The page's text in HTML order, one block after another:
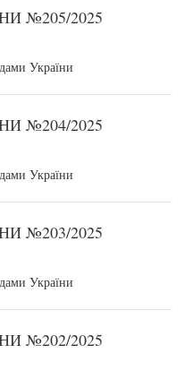
№205/2025
України
№204/2025
України
№203/2025
України
№202/2025